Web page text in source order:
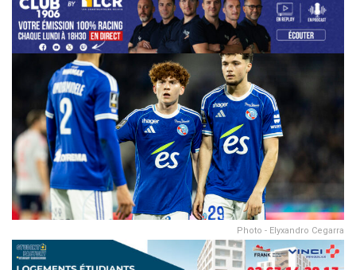
Photo - Elyxandro Cegarra